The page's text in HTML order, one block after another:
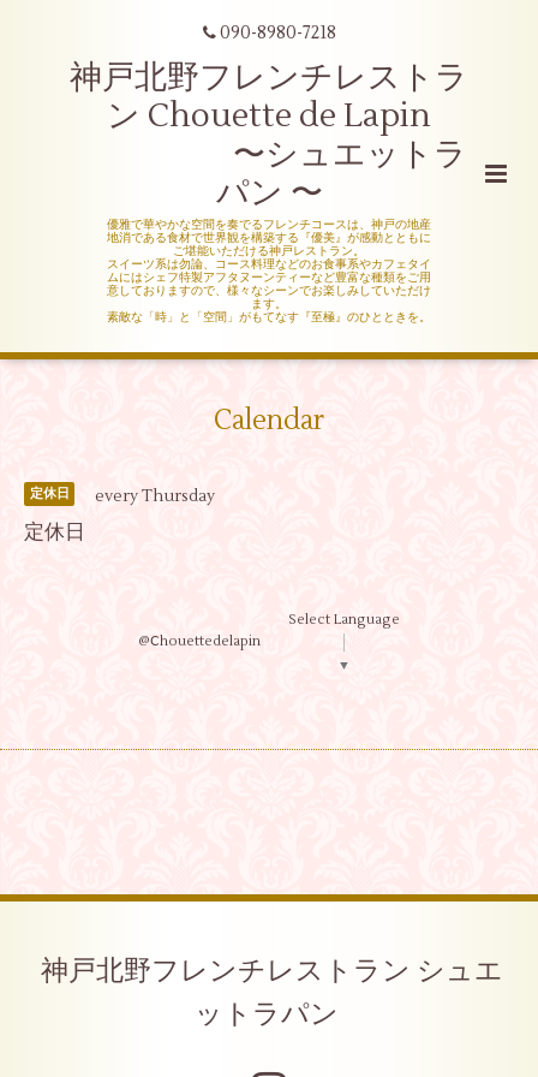
090-8980-7218
神戸北野フレンチレストラ
ン Chouette de Lapin
〜シュエットラ
パン 〜
優雅で華やかな空間を奏でるフレンチコースは、神戸の地産
地消である食材で世界観を構築する『優美』が感動とともに
ご堪能いただける神戸レストラン。
スイーツ系は勿論、コース料理などのお食事系やカフェタイ
ムにはシェフ特製アフタヌーンティーなど豊富な種類をご用
意しておりますので、様々なシーンでお楽しみしていただけ
ます。
素敵な「時」と「空間」がもてなす『至極』のひとときを。
Calendar
定休日 every Thursday
定休日
@Ⅽhouettedelapin
Select Language
▼
神戸北野フレンチレストラン シュエ
ットラパン